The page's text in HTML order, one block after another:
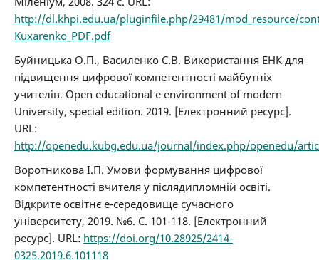
http://dl.khpi.edu.ua/pluginfile.php/29481/mod_resource/
Kuxarenko_PDF.pdf
Буйницька О.П., Василенко С.В. Використання ЕНК для
підвищення цифрової компетентності майбутніх
учителів. Open educational e environment of modern
University, special edition. 2019. [Електронний ресурс].
URL:
http://openedu.kubg.edu.ua/journal/index.php/openedu/
Воротникова І.П. Умови формування цифрової
компетентності вчителя у післядипломній освіті.
Відкрите освітнє е-середовище сучасного
університету, 2019. №6. С. 101-118. [Електронний
ресурс]. URL: https://doi.org/10.28925/2414-
0325.2019.6.101118